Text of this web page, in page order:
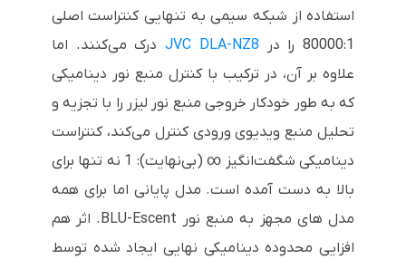
استفاده از شبکه سیمی به تنهایی کنتراست اصلی
80000:1 را در
JVC DLA-NZ8درک می‌کنند. اما
علاوه بر آن، در ترکیب با کنترل منبع نور دینامیکی
که به طور خودکار خروجی منبع نور لیزر را با تجزیه و
تحلیل منبع ویدیوی ورودی کنترل می‌کند، کنتراست
دینامیکی شگفت‌انگیز ∞ (بی‌نهایت): 1 نه تنها برای
بالا به دست آمده است. مدل پایانی اما برای همه
مدل های مجهز به منبع نور BLU-Escent. اثر هم
افزایی محدوده دینامیکی نهایی ایجاد شده توسط